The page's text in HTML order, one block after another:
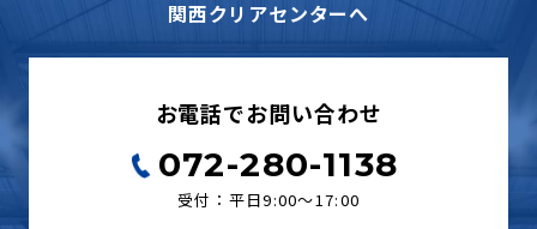
関西クリアセンターへ
お電話でお問い合わせ
072-280-1138
受付：平日9:00〜17:00